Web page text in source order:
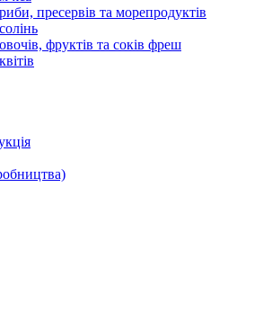
пресервів та морепродуктів
фруктів та соків фреш